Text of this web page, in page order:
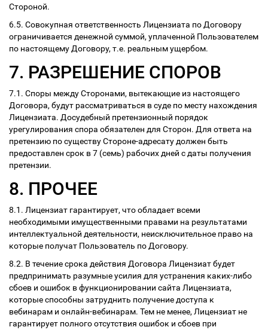
Стороной.
6.5. Совокупная ответственность Лицензиата по Договору
ограничивается денежной суммой, уплаченной Пользователем
по настоящему Договору, т.е. реальным ущербом.
7. РАЗРЕШЕНИЕ СПОРОВ
7.1. Споры между Сторонами, вытекающие из настоящего
Договора, будут рассматриваться в суде по месту нахождения
Лицензиата. Досудебный претензионный порядок
урегулирования спора обязателен для Сторон. Для ответа на
претензию по существу Стороне-адресату должен быть
предоставлен срок в 7 (семь) рабочих дней с даты получения
претензии.
8. ПРОЧЕЕ
8.1. Лицензиат гарантирует, что обладает всеми
необходимыми имущественными правами на результатами
интеллектуальной деятельности, неисключительное право на
которые получат Пользователь по Договору.
8.2. В течение срока действия Договора Лицензиат будет
предпринимать разумные усилия для устранения каких-либо
сбоев и ошибок в функционировании сайта Лицензиата,
которые способны затруднить получение доступа к
вебинарам и онлайн-вебинарам. Тем не менее, Лицензиат не
гарантирует полного отсутствия ошибок и сбоев при